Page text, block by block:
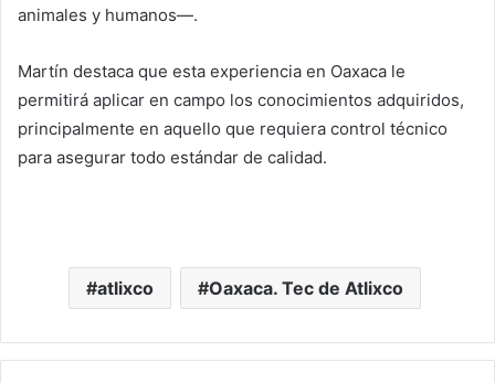
animales y humanos—.
Martín destaca que esta experiencia en Oaxaca le
permitirá aplicar en campo los conocimientos adquiridos,
principalmente en aquello que requiera control técnico
para asegurar todo estándar de calidad.
atlixco Oaxaca. Tec de Atlixco